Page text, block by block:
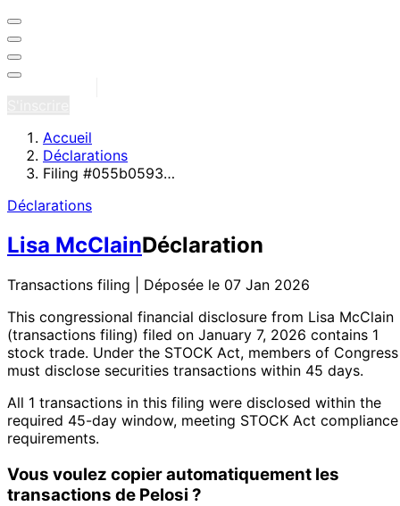
Accueil
Déclarations
Filing #055b0593…
Déclarations
Lisa McClainDéclaration
Transactions filing | Déposée le 07 Jan 2026
This congressional financial disclosure from Lisa McClain
(transactions filing) filed on January 7, 2026 contains 1
stock trade. Under the STOCK Act, members of Congress
must disclose securities transactions within 45 days.
All 1 transactions in this filing were disclosed within the
required 45-day window, meeting STOCK Act compliance
requirements.
Vous voulez copier automatiquement les
transactions de Pelosi ?